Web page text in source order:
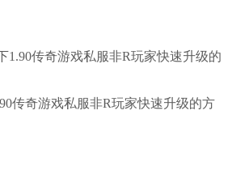
传奇游戏私服非R玩家快速升级的
传奇游戏私服非R玩家快速升级的方